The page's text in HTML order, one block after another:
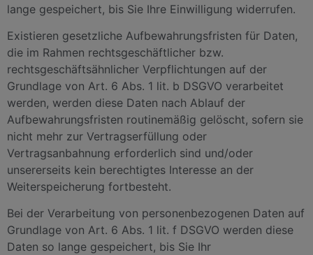
lange gespeichert, bis Sie Ihre Einwilligung widerrufen.
Existieren gesetzliche Aufbewahrungsfristen für Daten,
die im Rahmen rechtsgeschäftlicher bzw.
rechtsgeschäftsähnlicher Verpflichtungen auf der
Grundlage von Art. 6 Abs. 1 lit. b DSGVO verarbeitet
werden, werden diese Daten nach Ablauf der
Aufbewahrungsfristen routinemäßig gelöscht, sofern sie
nicht mehr zur Vertragserfüllung oder
Vertragsanbahnung erforderlich sind und/oder
unsererseits kein berechtigtes Interesse an der
Weiterspeicherung fortbesteht.
Bei der Verarbeitung von personenbezogenen Daten auf
Grundlage von Art. 6 Abs. 1 lit. f DSGVO werden diese
Daten so lange gespeichert, bis Sie Ihr